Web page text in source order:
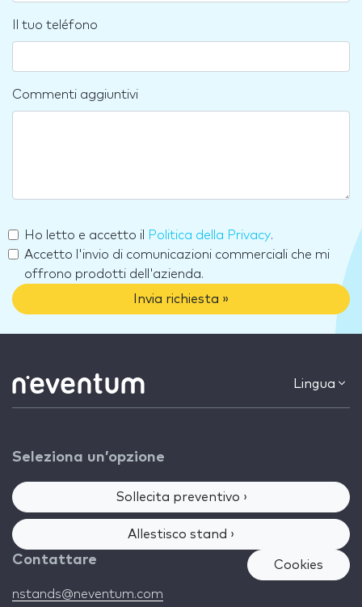
Il tuo teléfono
Commenti aggiuntivi
Ho letto e accetto il Politica della Privacy.
Accetto l'invio di comunicazioni commerciali che mi
offrono prodotti dell'azienda.
Invia richiesta »
Lingua
Seleziona un’opzione
Sollecita preventivo ›
Allestisco stand ›
Contattare
nstands@neventum.com
Cookies